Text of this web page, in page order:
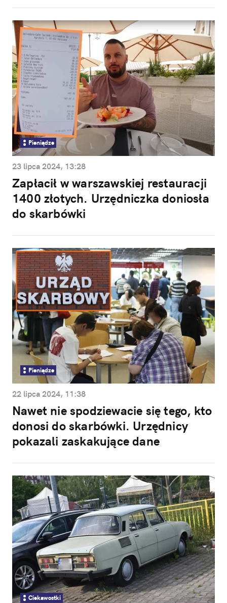
Pieniądze
23 lipca 2024, 13:28
Zapłacił w warszawskiej restauracji
1400 złotych. Urzędniczka doniosła
do skarbówki
Pieniądze
22 lipca 2024, 11:38
Nawet nie spodziewacie się tego, kto
donosi do skarbówki. Urzędnicy
pokazali zaskakujące dane
Ciekawostki